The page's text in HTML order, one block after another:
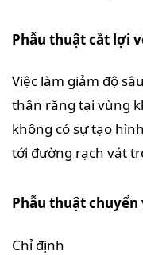
Phẫu thuật cắt lợi
Việc làm giảm độ
thân răng tại vùng
không có sự tạo
tới đường rạch vát
Phẫu thuật chuyển
Chỉ định